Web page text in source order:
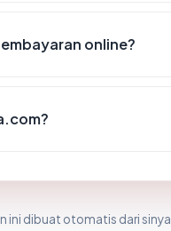
online?
ini dibuat otomatis dari